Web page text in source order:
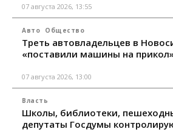
07 августа 2026, 13:55
Авто Общество
Треть автовладельцев в
«поставили машины на
07 августа 2026, 13:00
Власть
Школы, библиотеки,
депутаты Госдумы